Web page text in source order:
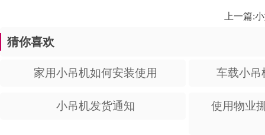
上一篇:
猜你喜欢
家用小吊机如何安装使用 车载小吊
小吊机发货通知 使用物业